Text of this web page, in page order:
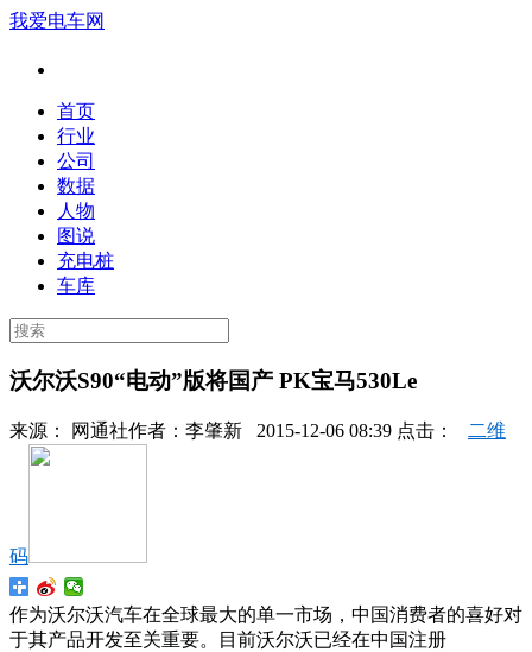
我爱电车网
首页
行业
公司
数据
人物
图说
充电桩
车库
沃尔沃S90“电动”版将国产 PK宝马530Le
来源： 网通社作者： 李肇新 2015-12-06 08:39 点击： 二维
码
作为沃尔沃汽车在全球最大的单一市场，中国消费者的喜好对
于其产品开发至关重要。目前沃尔沃已经在中国注册